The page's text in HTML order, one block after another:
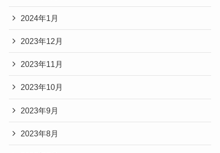
2024年1月
2023年12月
2023年11月
2023年10月
2023年9月
2023年8月